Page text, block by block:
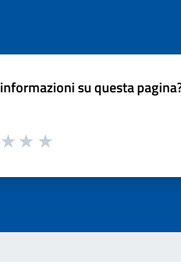
su questa